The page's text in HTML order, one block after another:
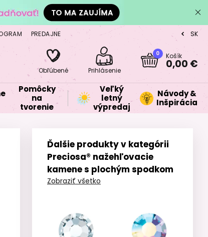
PREDAJNE CZ
SK
Obľúbené Prihlásenie
0 Košík
0,00 €
Pomôcky
na
tvorenie
Veľký
letný
výpredaj
Návody &
Inšpirácia
Ďalšie produkty v kategórii
Preciosa® nažehľovacie
kamene s plochým spodkom
Zobraziť všetko